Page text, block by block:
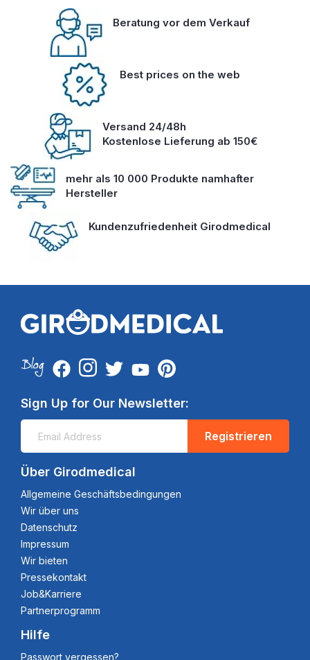
Beratung vor dem Verkauf
Best prices on the web
Versand 24/48h
Kostenlose Lieferung ab 150€
mehr als 10 000 Produkte namhafter
Hersteller
Kundenzufriedenheit Girodmedical
Sign Up for Our Newsletter:
Registrieren
Über Girodmedical
Allgemeine Geschäftsbedingungen
Wir über uns
Datenschutz
Impressum
Wir bieten
Pressekontakt
Job&Karriere
Partnerprogramm
Hilfe
Passwort vergessen?